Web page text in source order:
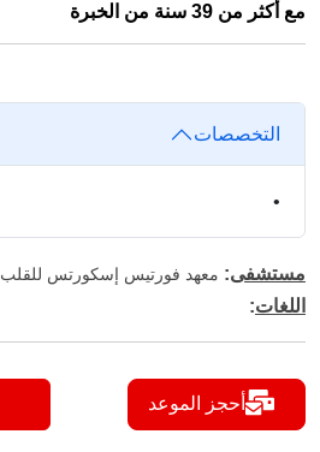
مع أكثر من 39 سنة من الخبرة
التخصصات
•
مستشفى: معهد فورتيس إسكورتس للقلب
اللغات:
أحجز الموعد